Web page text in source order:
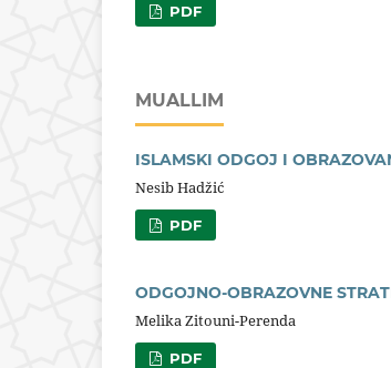
PDF
MUALLIM
ISLAMSKI ODGOJ I
Nesib Hadžić
PDF
ODGOJNO-OBRAZOVNE
Melika Zitouni-Perenda
PDF